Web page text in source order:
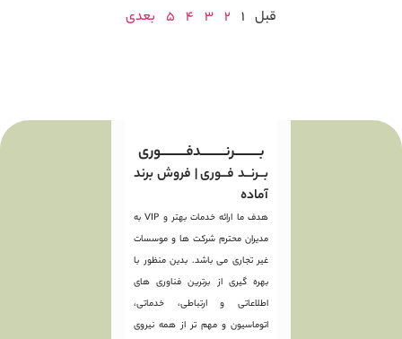
قبل 1
2
3
4
5 بعدی
بـــــــــرنـــــــــدفـــــــــوری
بــرنــد فــوری | فروش برند
آماده
هدف ما ارائه خدمات بهتر و VIP به
مدیران محترم شرکت ها و موسسات
غیر تجاری می باشد. بدین منظور با
بهره گیری از برترین فناوری های
اطلاعاتی و ارتباطی، خدماتی،
اتوماسیون و مهم تر از همه نیروی